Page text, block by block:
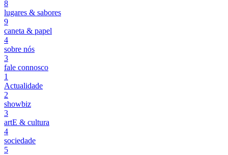
8
lugares & sabores
9
caneta & papel
4
sobre nós
3
fale connosco
1
Actualidade
2
showbiz
3
artE & cultura
4
sociedade
5